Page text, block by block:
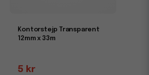
Kontorstejp Transparent
12mm x 33m
5 kr